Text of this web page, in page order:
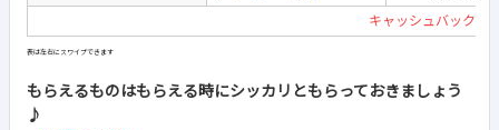
キャッシュバック企
もらえるものはもらえる時にシッカリともらっておきましょう
♪